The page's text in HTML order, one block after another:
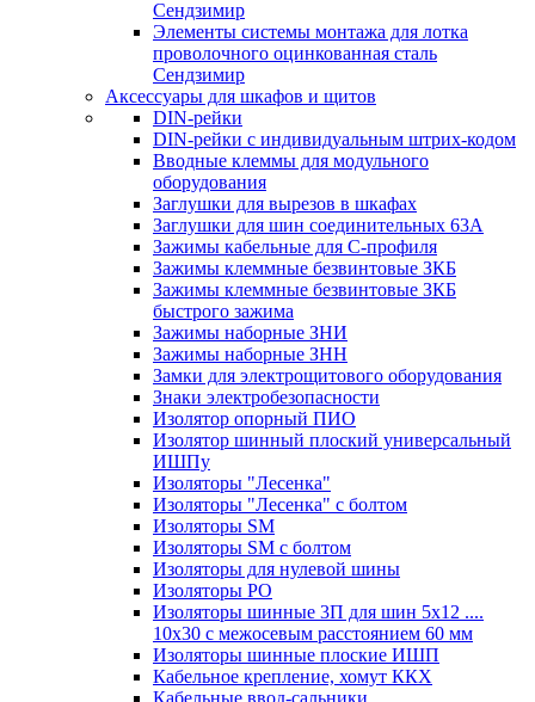
Сендзимир
Элементы системы монтажа для лотка
проволочного оцинкованная сталь
Сендзимир
Аксессуары для шкафов и щитов
DIN-рейки
DIN-рейки с индивидуальным штрих-кодом
Вводные клеммы для модульного
оборудования
Заглушки для вырезов в шкафах
Заглушки для шин соединительных 63А
Зажимы кабельные для С-профиля
Зажимы клеммные безвинтовые ЗКБ
Зажимы клеммные безвинтовые ЗКБ
быстрого зажима
Зажимы наборные ЗНИ
Зажимы наборные ЗНН
Замки для электрощитового оборудования
Знаки электробезопасности
Изолятор опорный ПИО
Изолятор шинный плоский универсальный
ИШПу
Изоляторы "Лесенка"
Изоляторы "Лесенка" с болтом
Изоляторы SM
Изоляторы SM c болтом
Изоляторы для нулевой шины
Изоляторы РО
Изоляторы шинные 3П для шин 5х12 ....
10х30 с межосевым расстоянием 60 мм
Изоляторы шинные плоские ИШП
Кабельное крепление, хомут ККХ
Кабельные ввод-сальники